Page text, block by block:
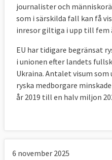
journalister och
som i särskilda fall kan få
inresor giltiga i upp till fem
EU har tidigare begränsat
i unionen efter landets
Ukraina. Antalet visum
ryska medborgare
år 2019 till en halv miljon
6 november 2025